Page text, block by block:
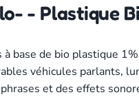
- Plastique
base de bio plastique
véhicules parlants,
et des effets